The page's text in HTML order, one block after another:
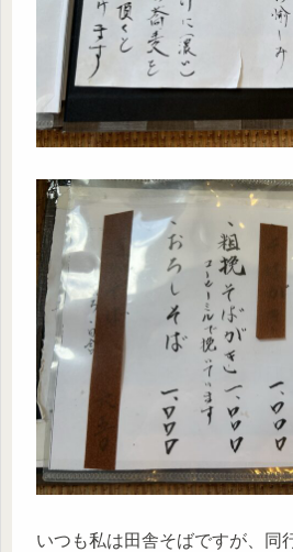
いつも私は田舎そばですが、同